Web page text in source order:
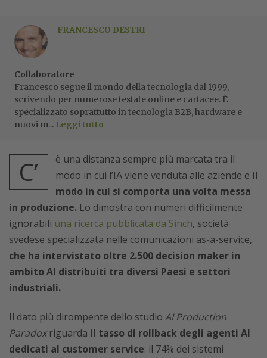
FRANCESCO DESTRI
Collaboratore
Francesco segue il mondo della tecnologia dal 1999,
scrivendo per numerose testate online e cartacee. È
specializzato soprattutto in tecnologia B2B, hardware e
nuovi m... Leggi tutto
C’
è una distanza sempre più marcata tra il
modo in cui l’IA viene venduta alle aziende e il
modo in cui si comporta una volta messa
in produzione. Lo dimostra con numeri difficilmente
ignorabili una ricerca pubblicata da Sinch, società
svedese specializzata nelle comunicazioni as-a-service,
che ha intervistato oltre 2.500 decision maker in
ambito AI distribuiti tra diversi Paesi e settori
industriali.
Il dato più dirompente dello studio AI Production
Paradoxriguarda il tasso di rollback degli agenti AI
dedicati al customer service: il 74% dei sistemi